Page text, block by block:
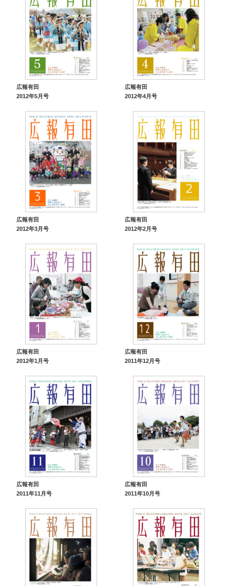
広報有田
2012年5月号
広報有田
2012年4月号
広報有田
2012年3月号
広報有田
2012年2月号
広報有田
2012年1月号
広報有田
2011年12月号
広報有田
2011年11月号
広報有田
2011年10月号